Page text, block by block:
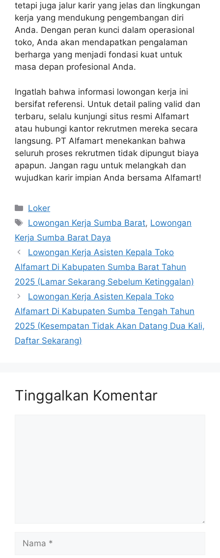
tetapi juga jalur karir yang jelas dan lingkungan
kerja yang mendukung pengembangan diri
Anda. Dengan peran kunci dalam operasional
toko, Anda akan mendapatkan pengalaman
berharga yang menjadi fondasi kuat untuk
masa depan profesional Anda.
Ingatlah bahwa informasi lowongan kerja ini
bersifat referensi. Untuk detail paling valid dan
terbaru, selalu kunjungi situs resmi Alfamart
atau hubungi kantor rekrutmen mereka secara
langsung. PT Alfamart menekankan bahwa
seluruh proses rekrutmen tidak dipungut biaya
apapun. Jangan ragu untuk melangkah dan
wujudkan karir impian Anda bersama Alfamart!
Kategori
Loker
Tag
Lowongan Kerja Sumba Barat, Lowongan
Kerja Sumba Barat Daya
Lowongan Kerja Asisten Kepala Toko
Alfamart Di Kabupaten Sumba Barat Tahun
2025 (Lamar Sekarang Sebelum Ketinggalan)
Lowongan Kerja Asisten Kepala Toko
Alfamart Di Kabupaten Sumba Tengah Tahun
2025 (Kesempatan Tidak Akan Datang Dua Kali,
Daftar Sekarang)
Tinggalkan Komentar